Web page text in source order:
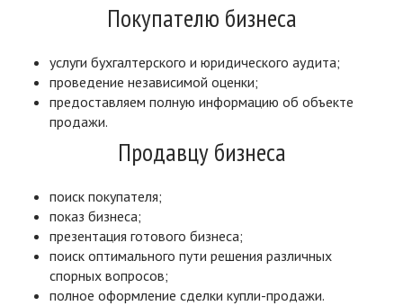
Покупателю бизнеса
услуги бухгалтерского и юридического аудита;
проведение независимой оценки;
предоставляем полную информацию об объекте
продажи.
Продавцу бизнеса
поиск покупателя;
показ бизнеса;
презентация готового бизнеса;
поиск оптимального пути решения различных
спорных вопросов;
полное оформление сделки купли-продажи.